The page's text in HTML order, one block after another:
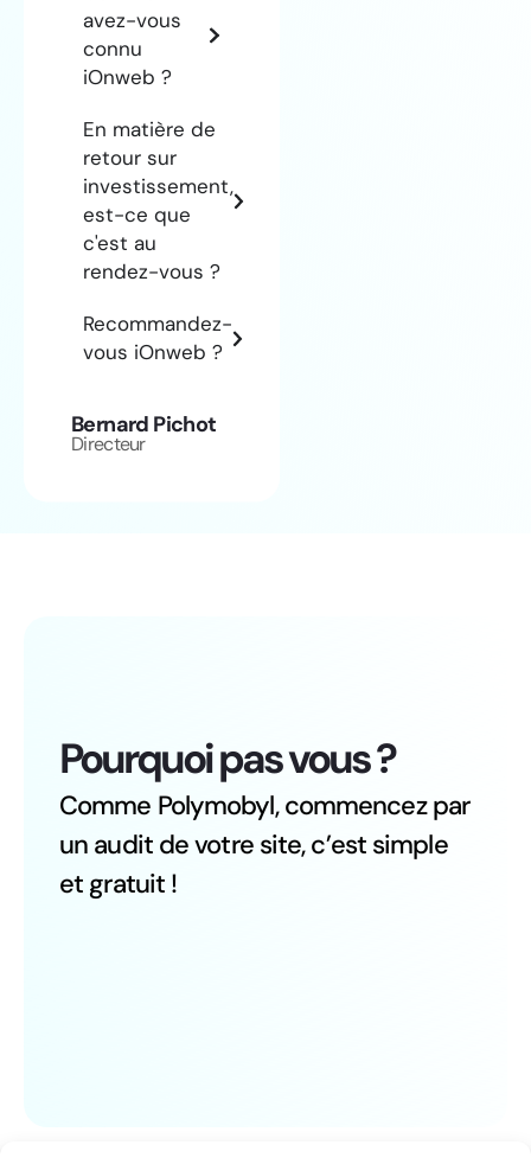
avez-vous
connu
iOnweb ?
En matière de
retour sur
investissement,
est-ce que
c'est au
rendez-vous ?
Recommandez-
vous iOnweb ?
Bernard Pichot
Directeur
Pourquoi pas vous ?
Comme Polymobyl, commencez par
un audit de votre site, c’est simple
et gratuit !